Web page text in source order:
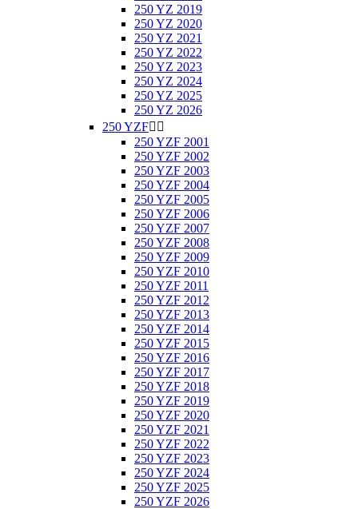
250 YZ 2019
250 YZ 2020
250 YZ 2021
250 YZ 2022
250 YZ 2023
250 YZ 2024
250 YZ 2025
250 YZ 2026
250 YZF 
250 YZF 2001
250 YZF 2002
250 YZF 2003
250 YZF 2004
250 YZF 2005
250 YZF 2006
250 YZF 2007
250 YZF 2008
250 YZF 2009
250 YZF 2010
250 YZF 2011
250 YZF 2012
250 YZF 2013
250 YZF 2014
250 YZF 2015
250 YZF 2016
250 YZF 2017
250 YZF 2018
250 YZF 2019
250 YZF 2020
250 YZF 2021
250 YZF 2022
250 YZF 2023
250 YZF 2024
250 YZF 2025
250 YZF 2026